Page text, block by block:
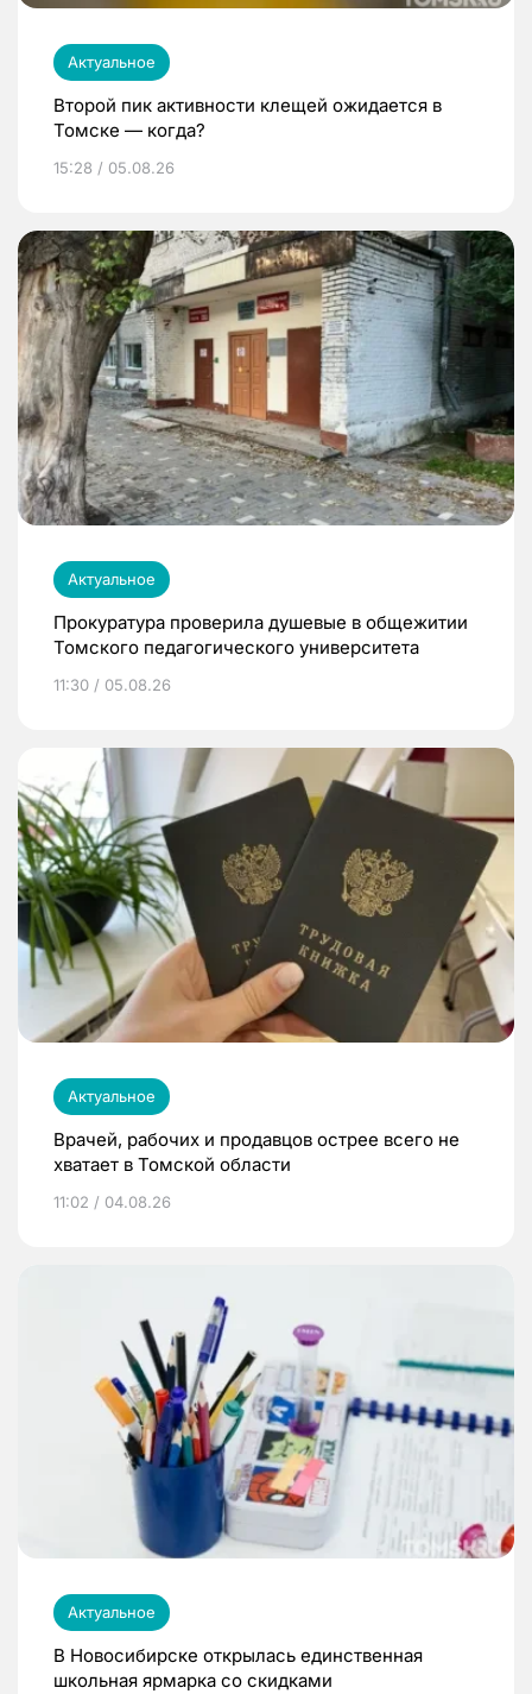
Актуальное
Второй пик активности клещей ожидается в
Томске — когда?
15:28 / 05.08.26
Актуальное
Прокуратура проверила душевые в общежитии
Томского педагогического университета
11:30 / 05.08.26
Актуальное
Врачей, рабочих и продавцов острее всего не
хватает в Томской области
11:02 / 04.08.26
Актуальное
В Новосибирске открылась единственная
школьная ярмарка со скидками